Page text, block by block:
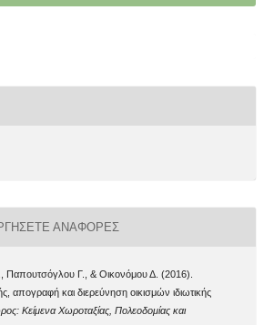
ΑΝΑΦΟΡΈΣ
Παπουτσόγλου Γ., & Οικονόμου Δ. (2016).
απογραφή και διερεύνηση οικισμών ιδιωτικής
Κείμενα Χωροταξίας, Πολεοδομίας και